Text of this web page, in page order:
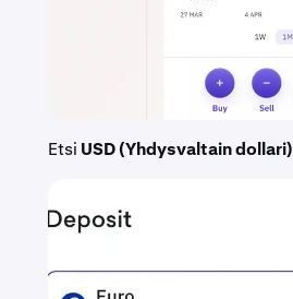
Etsi USD (Yhdysvaltain dollari)